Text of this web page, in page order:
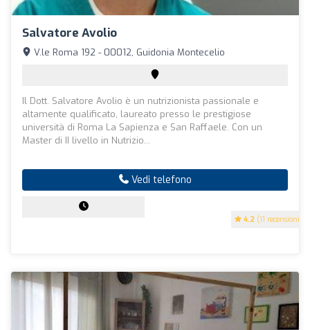
Salvatore Avolio
4.2 (11 recensioni)
V.le Roma 192 - 00012, Guidonia Montecelio
Il Dott. Salvatore Avolio è un nutrizionista passionale e
altamente qualificato, laureato presso le prestigiose
università di Roma La Sapienza e San Raffaele. Con un
Master di II livello in Nutrizio...
Vedi telefono